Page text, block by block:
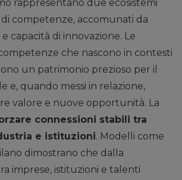
rappresentano due ecosistemi
competenze, accomunati da
capacità di innovazione. Le
che nascono in contesti
un patrimonio prezioso per il
e, quando messi in relazione,
valore e nuove opportunità. La
connessioni stabili tra
e istituzioni. Modelli come
dimostrano che dalla
imprese, istituzioni e talenti